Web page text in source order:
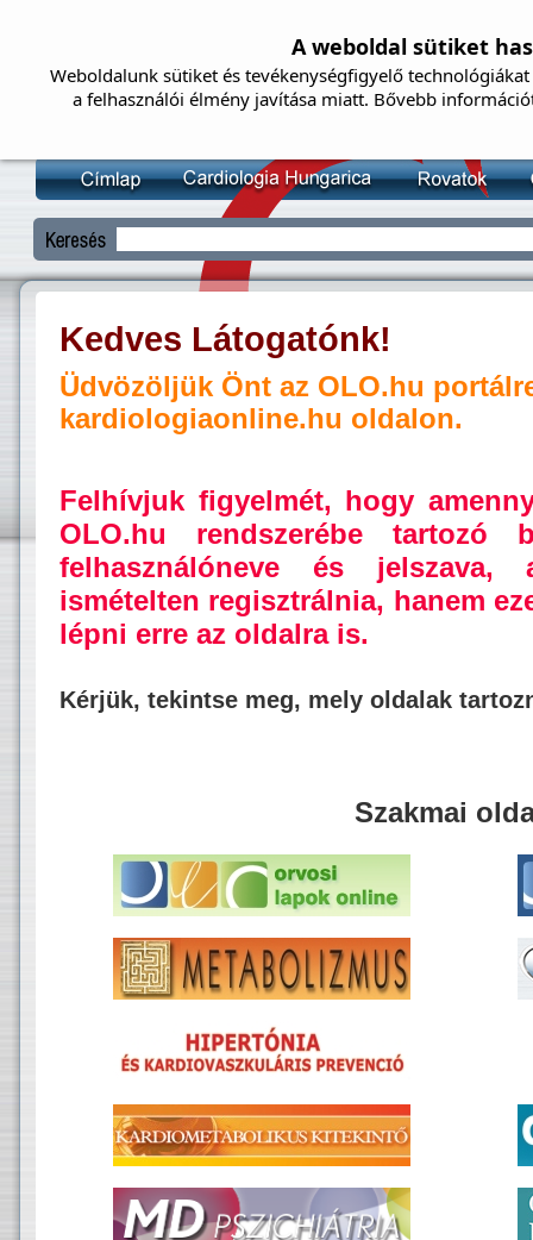
Kedves Látogatónk!
Üdvözöljük Önt az OLO.hu
kardiologiaonline.hu oldalon.
Felhívjuk figyelmét, hogy
OLO.hu rendszerébe tartozó
felhasználóneve és jelszava,
ismételten regisztrálnia, hanem
lépni erre az oldalra is.
Kérjük, tekintse meg, mely oldalak
Szakmai
A weboldal sütiket
Weboldalunk sütiket és tevékenységfigyelő
a felhasználói élmény javítása miatt. Bővebb